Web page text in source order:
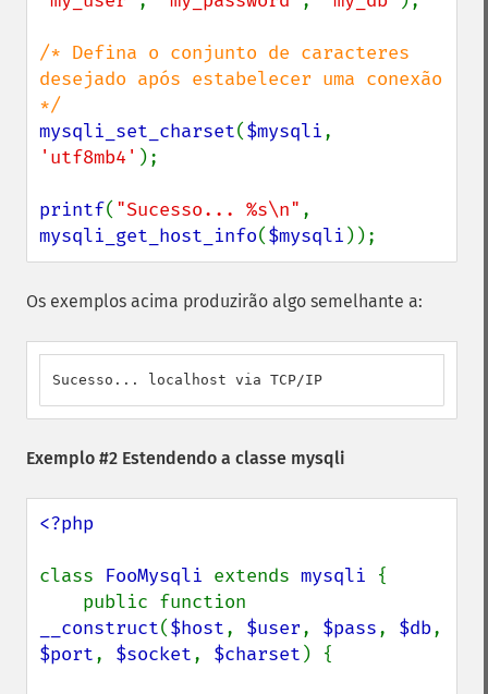
/* Defina o conjunto de caracteres
desejado após estabelecer uma conexão
mysqli_set_charset($mysqli
'utf8mb4' );
printf( "Sucesso... %s\n"
mysqli_get_host_info($mysqli ));
Os exemplos acima produzirão algo semelhante a:
Sucesso... localhost via TCP/IP
Exemplo #2 Estendendo a classe mysqli
<?php
class FooMysqli extends mysqli {
__construct($host, $user, $pass, $db
$port, $socket, $charset ) {